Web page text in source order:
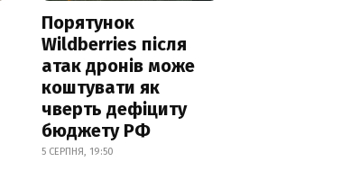
Порятунок
Wildberries після
атак дронів може
коштувати як
чверть дефіциту
бюджету РФ
5 СЕРПНЯ, 19:50